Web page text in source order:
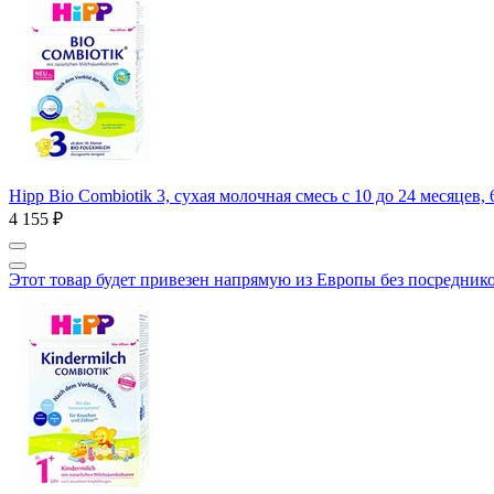
Hipp Bio Combiotik 3, сухая молочная смесь с 10 до 24 месяцев,
4 155 ₽
Этот товар будет привезен напрямую из Европы без